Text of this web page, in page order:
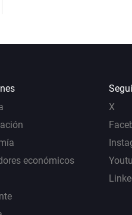
económicos
X